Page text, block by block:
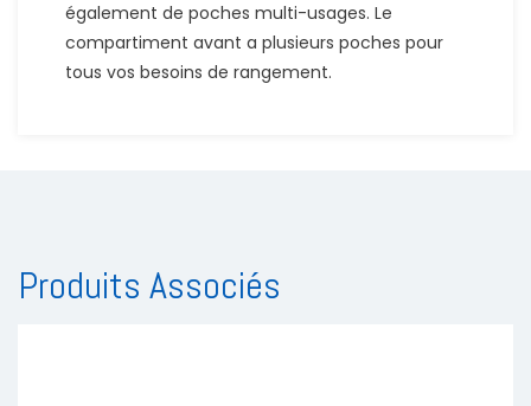
également de poches multi-usages. Le
compartiment avant a plusieurs poches pour
tous vos besoins de rangement.
Produits Associés